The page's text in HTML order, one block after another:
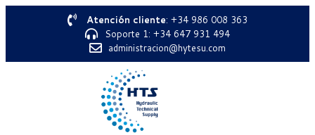
Atención cliente: +34 986 008 363
Soporte 1: +34 647 931 494
administracion@hytesu.com